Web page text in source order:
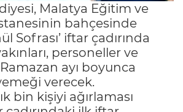
Malatya Eğitim ve
bahçesinde
Sofrası’ iftar çadırında
personeller ve
ayı boyunca
verecek.
bin kişiyi ağırlaması